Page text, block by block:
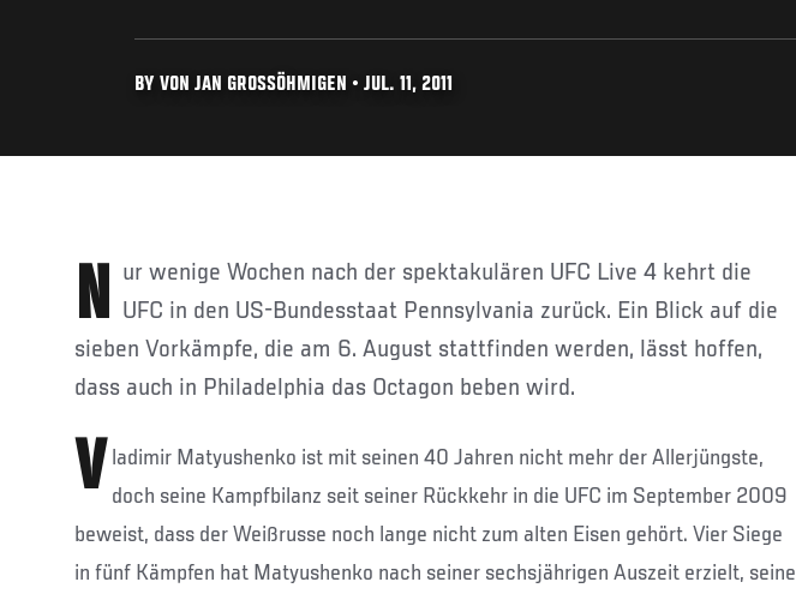
BY VON JAN GROSSÖHMIGEN • JUL. 11, 2011
Nur wenige Wochen nach der spektakulären UFC Live 4 kehrt die UFC in den US-Bundesstaat Pennsylvania zurück. Ein Blick auf die
sieben Vorkämpfe, die am 6. August stattfinden werden, lässt hoffen,
dass auch in Philadelphia das Octagon beben wird.
V ladimir Matyushenko ist mit seinen 40 Jahren nicht mehr der Allerjüngste,
doch seine Kampfbilanz seit seiner Rückkehr in die UFC im September 2009
beweist, dass der Weißrusse noch lange nicht zum alten Eisen gehört. Vier Siege
in fünf Kämpfen hat Matyushenko nach seiner sechsjährigen Auszeit erzielt, seine